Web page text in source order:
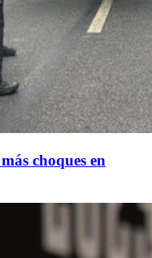
choques en